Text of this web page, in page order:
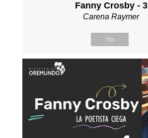
Fanny Crosby - 3
Carena Raymer
Ver